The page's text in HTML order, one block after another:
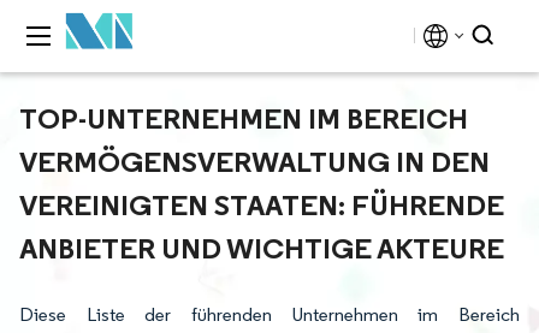
TOP-UNTERNEHMEN IM BEREICH
VERMÖGENSVERWALTUNG IN DEN
VEREINIGTEN STAATEN: FÜHRENDE
ANBIETER UND WICHTIGE AKTEURE
Diese Liste der führenden Unternehmen im Bereich